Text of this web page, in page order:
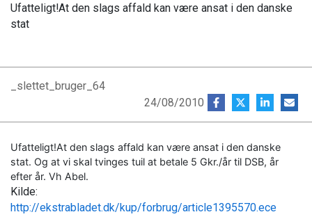
Video
Ufatteligt!At den slags affald kan være ansat i den danske
stat
_slettet_bruger_64
24/08/2010
Ufatteligt!At den slags affald kan være ansat i den danske
stat. Og at vi skal tvinges tuil at betale 5 Gkr./år til DSB, år
efter år. Vh Abel.
Kilde:
http://ekstrabladet.dk/kup/forbrug/article1395570.ece